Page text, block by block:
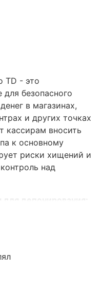
TD - это
безопасного
в магазинах,
и других точках
кассирам вносить
к основному
риски хищений и
над
депонирования:
Aiko TD - наличие
купюры или
в основной
есть только у